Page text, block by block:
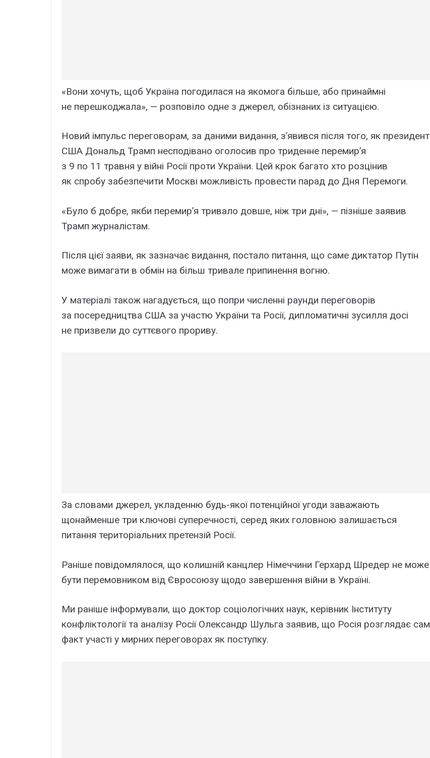
«Вони хочуть, щоб Україна погодилася на якомога більше, або принаймні
не перешкоджала», — розповіло одне з джерел, обізнаних із ситуацією.
Новий імпульс переговорам, за даними видання, з’явився після того, як президент
США Дональд Трамп несподівано оголосив про триденне перемир’я
з 9 по 11 травня у війні Росії проти України. Цей крок багато хто розцінив
як спробу забезпечити Москві можливість провести парад до Дня Перемоги.
«Було б добре, якби перемир’я тривало довше, ніж три дні», — пізніше заявив
Трамп журналістам.
Після цієї заяви, як зазначає видання, постало питання, що саме диктатор Путін
може вимагати в обмін на більш тривале припинення вогню.
У матеріалі також нагадується, що попри численні раунди переговорів
за посередництва США за участю України та Росії, дипломатичні зусилля досі
не призвели до суттєвого прориву.
За словами джерел, укладенню будь-якої потенційної угоди заважають
щонайменше три ключові суперечності, серед яких головною залишається
питання територіальних претензій Росії.
Раніше повідомлялося, що колишній канцлер Німеччини Герхард Шредер не може
бути перемовником від Євросоюзу щодо завершення війни в Україні.
Ми раніше інформували, що доктор соціологічних наук, керівник Інституту
конфліктології та аналізу Росії Олександр Шульга заявив, що Росія розглядає сам
факт участі у мирних переговорах як поступку.